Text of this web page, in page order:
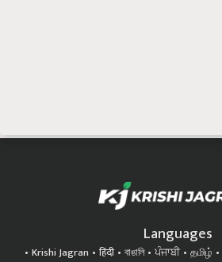
Languages
Krishi Jagran हिंदी বাঙালি ਪੰਜਾਬੀ தமிழ்